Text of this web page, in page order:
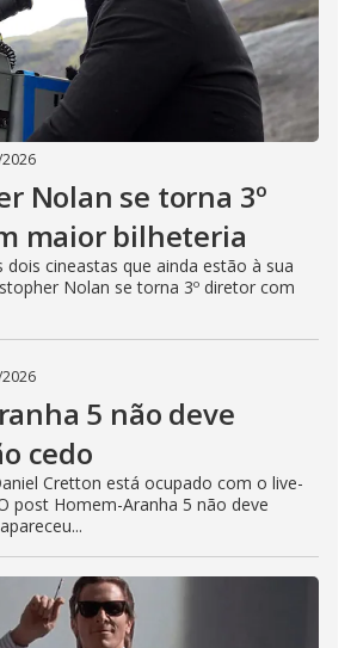
Nolan se torna 3º
maior bilheteria
dois cineastas que ainda estão à sua
Nolan se torna 3º diretor com
5 não deve
cedo
Cretton está ocupado com o live-
post Homem-Aranha 5 não deve